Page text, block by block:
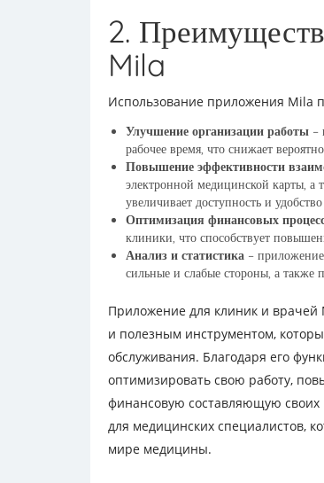
2.
Mila
Использование приложения Mila
Улучшение организации работы –
рабочее время, что снижает
Повышение эффективности
электронной медицинской карты, а
увеличивает доступность и
Оптимизация финансовых
клиники, что способствует
Анализ и статистика –
сильные и слабые стороны, а также
Приложение для клиник и врачей
и полезным инструментом,
обслуживания. Благодаря его
оптимизировать свою работу,
финансовую составляющую
для медицинских специалистов,
мире медицины.